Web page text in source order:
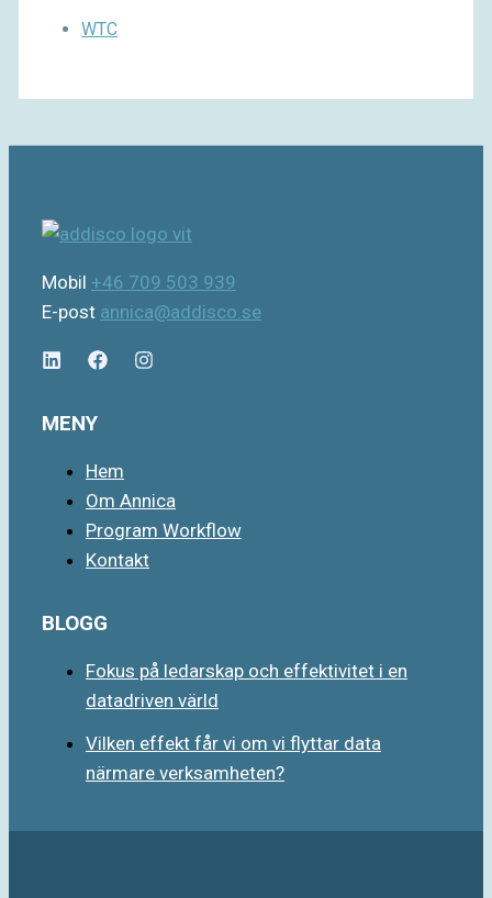
WTC
Mobil +46 709 503 939
E-post annica@addisco.se
MENY
Hem
Om Annica
Program Workflow
Kontakt
BLOGG
Fokus på ledarskap och effektivitet i en
datadriven värld
Vilken effekt får vi om vi flyttar data
närmare verksamheten?